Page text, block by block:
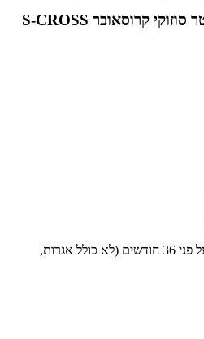
סוזוקי קרוסאובר S-CROSS
עלות חודשית הוצאות חודשית על פני 36 חודשים (לא כולל אגרות,